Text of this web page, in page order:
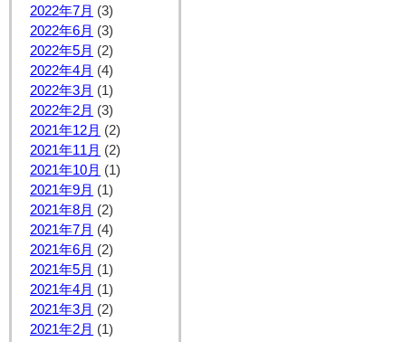
2022年7月 (3)
2022年6月 (3)
2022年5月 (2)
2022年4月 (4)
2022年3月 (1)
2022年2月 (3)
2021年12月 (2)
2021年11月 (2)
2021年10月 (1)
2021年9月 (1)
2021年8月 (2)
2021年7月 (4)
2021年6月 (2)
2021年5月 (1)
2021年4月 (1)
2021年3月 (2)
2021年2月 (1)